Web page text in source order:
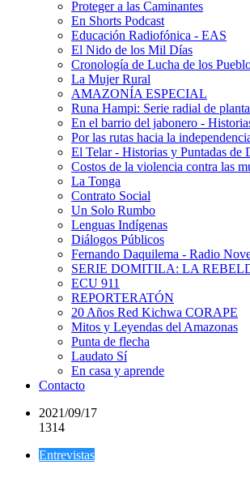
Proteger a las Caminantes
En Shorts Podcast
Educación Radiofónica - EAS
El Nido de los Mil Días
Cronología de Lucha de los
La Mujer Rural
AMAZONÍA ESPECIAL
Runa Hampi: Serie radial de
En el barrio del jabonero -
Por las rutas hacia la
El Telar - Historias y Puntadas de
Costos de la violencia contra las
La Tonga
Contrato Social
Un Solo Rumbo
Lenguas Indígenas
Diálogos Públicos
Fernando Daquilema - Radio
SERIE DOMITILA: LA
ECU 911
REPORTERATÓN
20 Años Red Kichwa CORAPE
Mitos y Leyendas del Amazonas
Punta de flecha
Laudato Sí
En casa y aprende
Contacto
2021/09/17
1314
Entrevistas